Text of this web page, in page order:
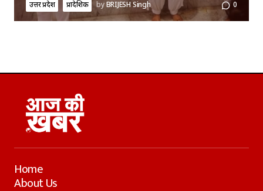
उत्तर प्रदेश प्रादेशिक byBRIJESH Singh 0
Home
About Us